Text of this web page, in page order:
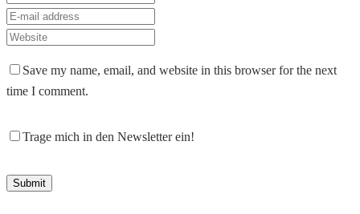
Save my name, email, and website in this browser for the next
time I comment.
Trage mich in den Newsletter ein!